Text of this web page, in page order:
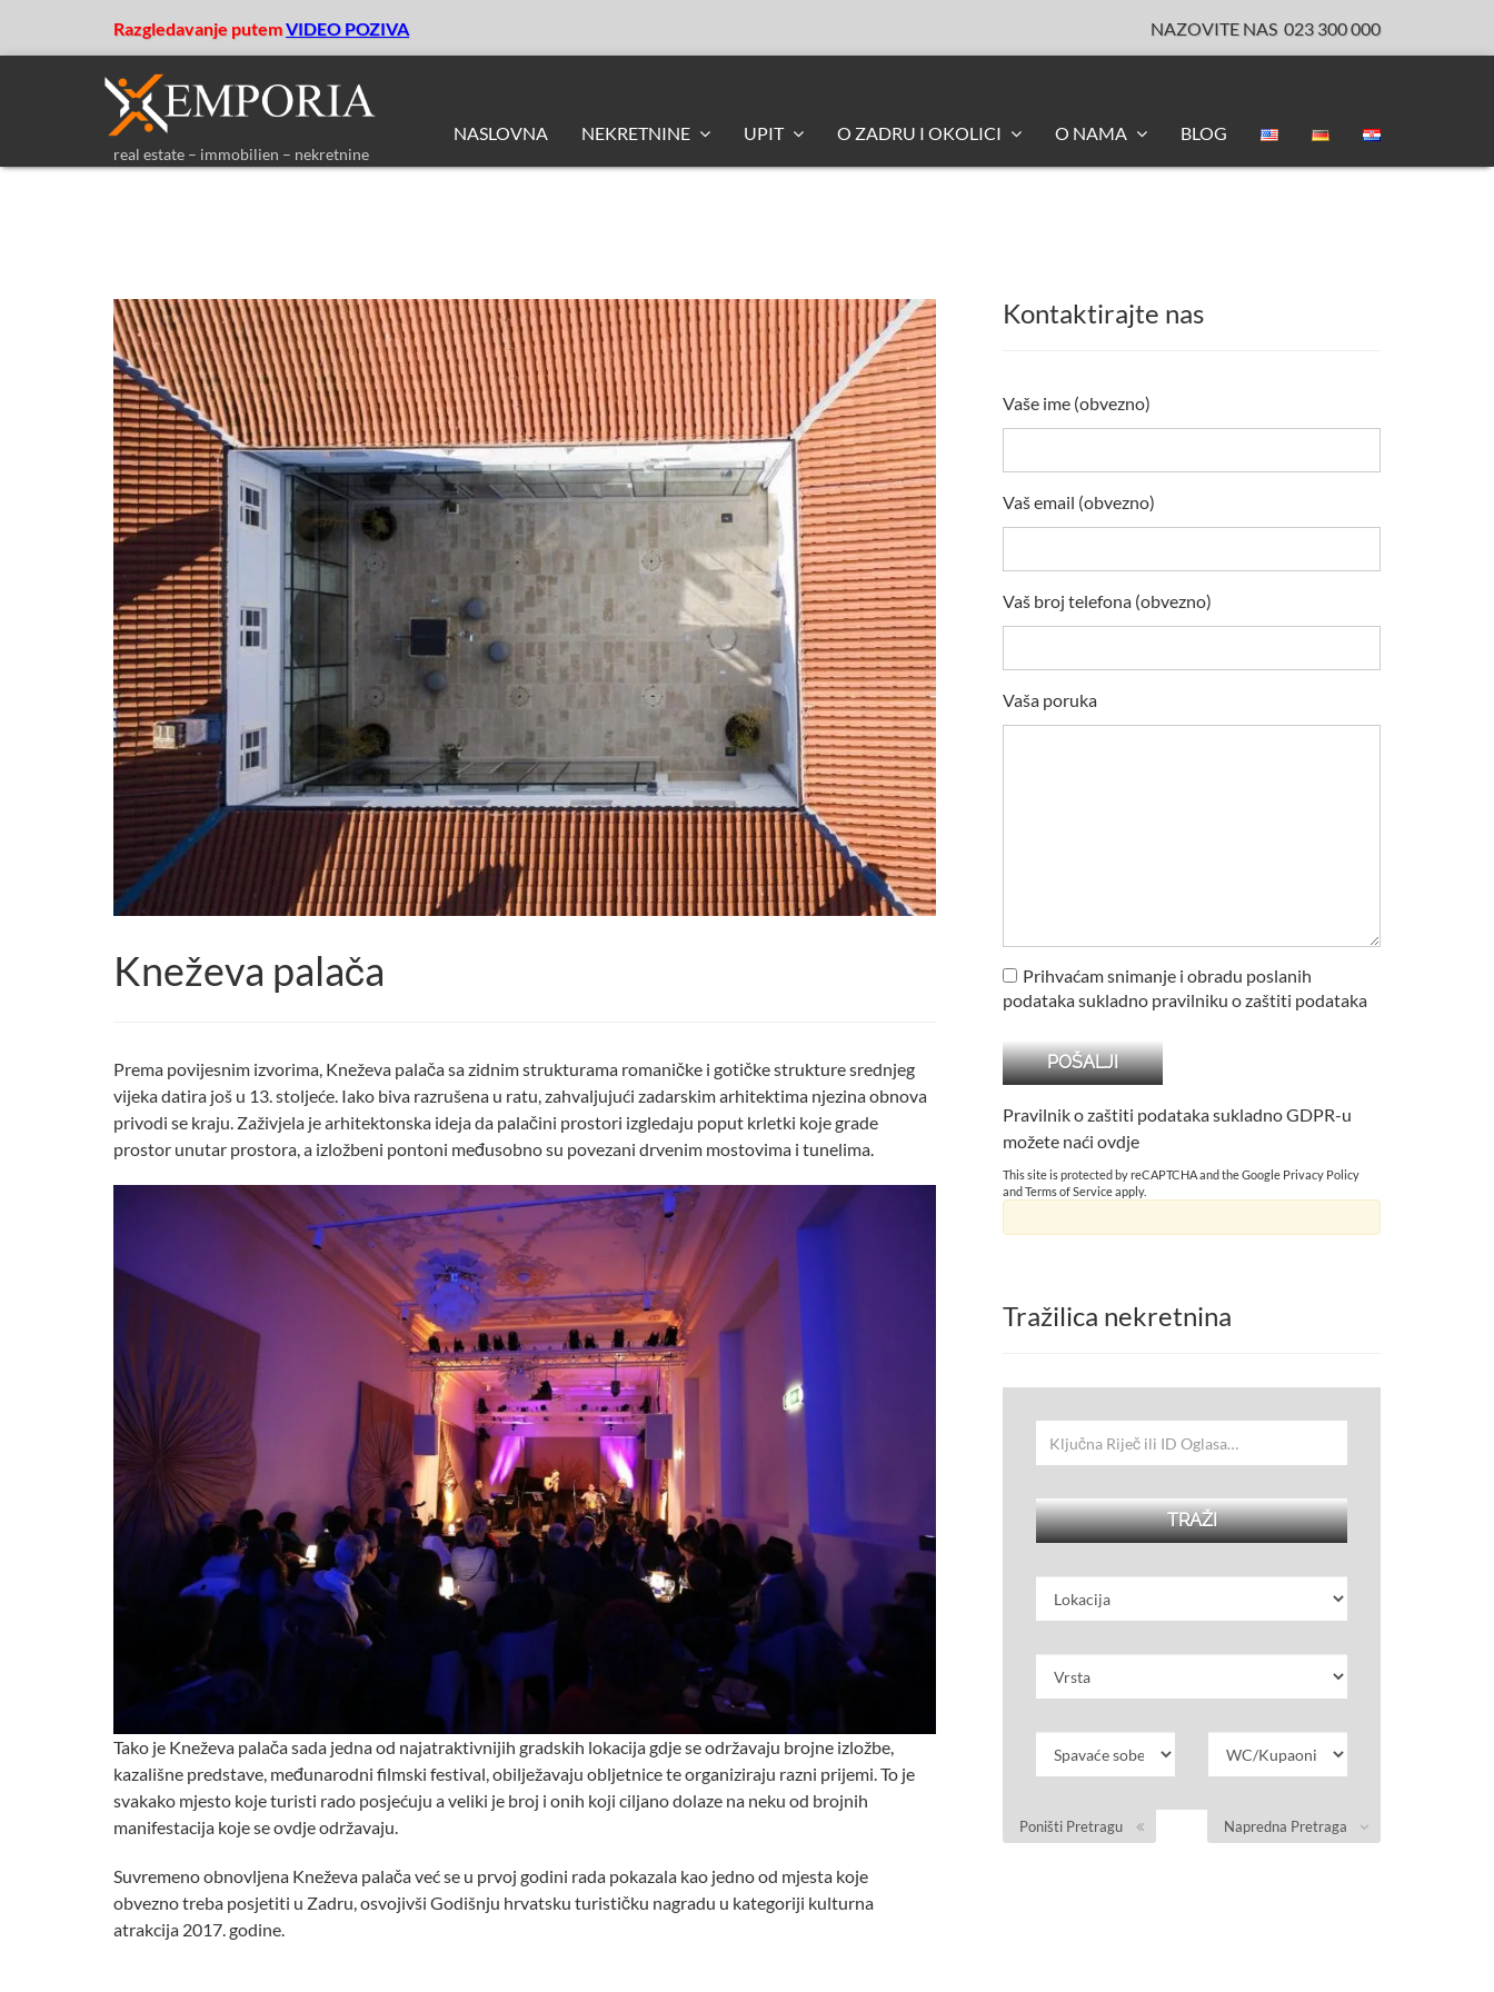
Razgledavanje putemVIDEO POZIVA NAZOVITE NAS 023 300 000
real estate – immobilien – nekretnine
NASLOVNA NEKRETNINE UPIT O ZADRU I OKOLICI O NAMA BLOG
Kneževa palača
Prema povijesnim izvorima, Kneževa palača sa zidnim strukturama romaničke i gotičke strukture srednjeg
vijeka datira još u 13. stoljeće. Iako biva razrušena u ratu, zahvaljujući zadarskim arhitektima njezina obnova
privodi se kraju. Zaživjela je arhitektonska ideja da palačini prostori izgledaju poput krletki koje grade
prostor unutar prostora, a izložbeni pontoni međusobno su povezani drvenim mostovima i tunelima.
Tako je Kneževa palača sada jedna od najatraktivnijih gradskih lokacija gdje se održavaju brojne izložbe,
kazališne predstave, međunarodni filmski festival, obilježavaju obljetnice te organiziraju razni prijemi. To je
svakako mjesto koje turisti rado posjećuju a veliki je broj i onih koji ciljano dolaze na neku od brojnih
manifestacija koje se ovdje održavaju.
Suvremeno obnovljena Kneževa palača već se u prvoj godini rada pokazala kao jedno od mjesta koje
obvezno treba posjetiti u Zadru, osvojivši Godišnju hrvatsku turističku nagradu u kategoriji kulturna
atrakcija 2017. godine.
Kontaktirajte nas
Vaše ime (obvezno)
Vaš email (obvezno)
Vaš broj telefona (obvezno)
Vaša poruka
Prihvaćam snimanje i obradu poslanih
podataka sukladno pravilniku o zaštiti podataka
Pravilnik o zaštiti podataka sukladno GDPR-u
možete naći ovdje
This site is protected by reCAPTCHA and the Google Privacy Policy
andTerms of Serviceapply.
Tražilica nekretnina
Napredna Pretraga
Poništi Pretragu